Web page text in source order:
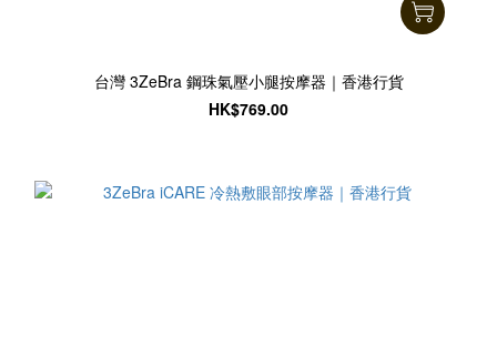
台灣 3ZeBra 鋼珠氣壓小腿按摩器｜香港行貨
HK$769.00